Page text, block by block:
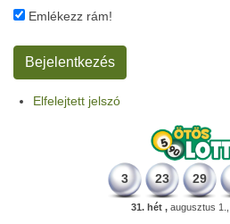
Emlékezz rám!
Elfelejtett jelszó
3 23 29
31. hét ,augusztus 1.,